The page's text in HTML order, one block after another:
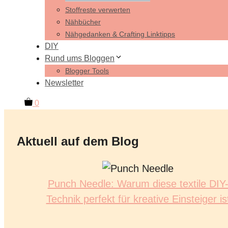
Stoffreste verwerten
Nähbücher
Nähgedanken & Crafting Linktipps
DIY
Rund ums Bloggen
Blogger Tools
Newsletter
0
Aktuell auf dem Blog
Punch Needle: Warum diese textile DIY-
Technik perfekt für kreative Einsteiger